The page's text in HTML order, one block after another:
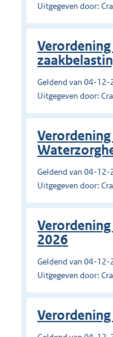
Uitgegeven door:
Geldend van 04-
Uitgegeven door:
Geldend van 04-
Uitgegeven door:
2026
Geldend van 04-
Uitgegeven door: